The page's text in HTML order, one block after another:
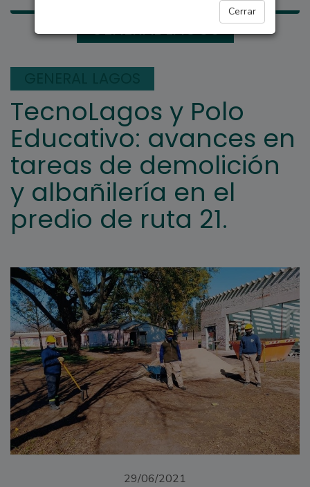
Cerrar
GENERAL LAGOS
TecnoLagos y Polo
Educativo: avances en
tareas de demolición
y albañilería en el
predio de ruta 21.
29/06/2021